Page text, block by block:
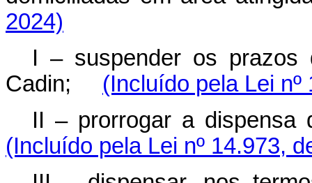
2024)
I – suspender os prazos
Cadin; (Incluído pela Lei
II – prorrogar a
(Incluído pela Lei nº 14.973,